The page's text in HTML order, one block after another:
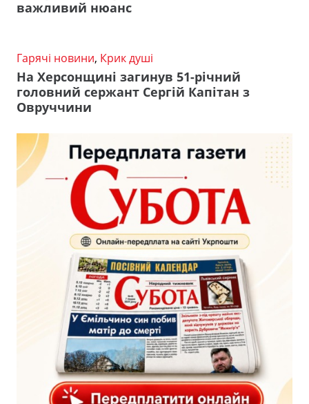
важливий нюанс
Гарячі новини, Крик душі
На Херсонщині загинув 51-річний
головний сержант Сергій Капітан з
Овруччини